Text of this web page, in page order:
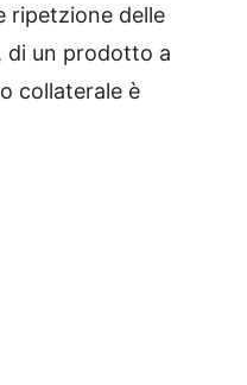
ripetzione delle
di un prodotto a
collaterale è